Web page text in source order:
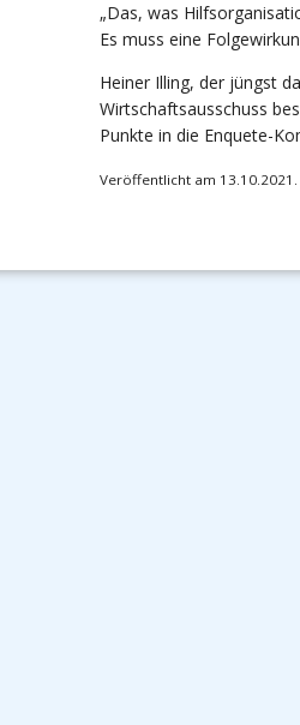
„Das, was
Es muss eine
Heiner Illing, der jüngst
Wirtschaftsausschuss
Punkte in die Enquete-
Veröffentlicht am 13.10.2021.